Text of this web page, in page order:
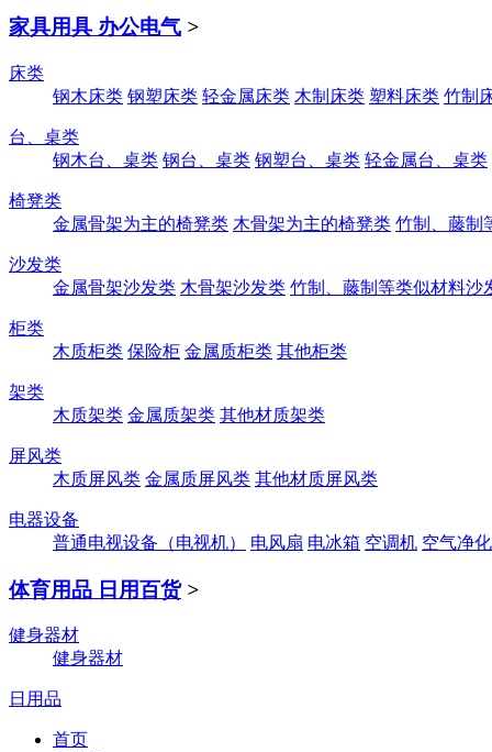
家具用具 办公电气 >
床类
钢木床类 钢塑床类 轻金属床类 木制床类 塑料床类 竹制
台、桌类
钢木台、桌类 钢台、桌类 钢塑台、桌类 轻金属台、桌类
椅凳类
金属骨架为主的椅凳类 木骨架为主的椅凳类 竹制、藤制
沙发类
金属骨架沙发类 木骨架沙发类 竹制、藤制等类似材料沙
柜类
木质柜类 保险柜 金属质柜类 其他柜类
架类
木质架类 金属质架类 其他材质架类
屏风类
木质屏风类 金属质屏风类 其他材质屏风类
电器设备
普通电视设备（电视机）
电风扇 电冰箱 空调机 空气净
体育用品 日用百货 >
健身器材
健身器材
日用品
首页